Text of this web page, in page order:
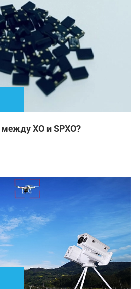
XO и SPXO?